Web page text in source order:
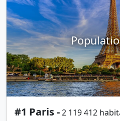
#1 Paris -2 119 412